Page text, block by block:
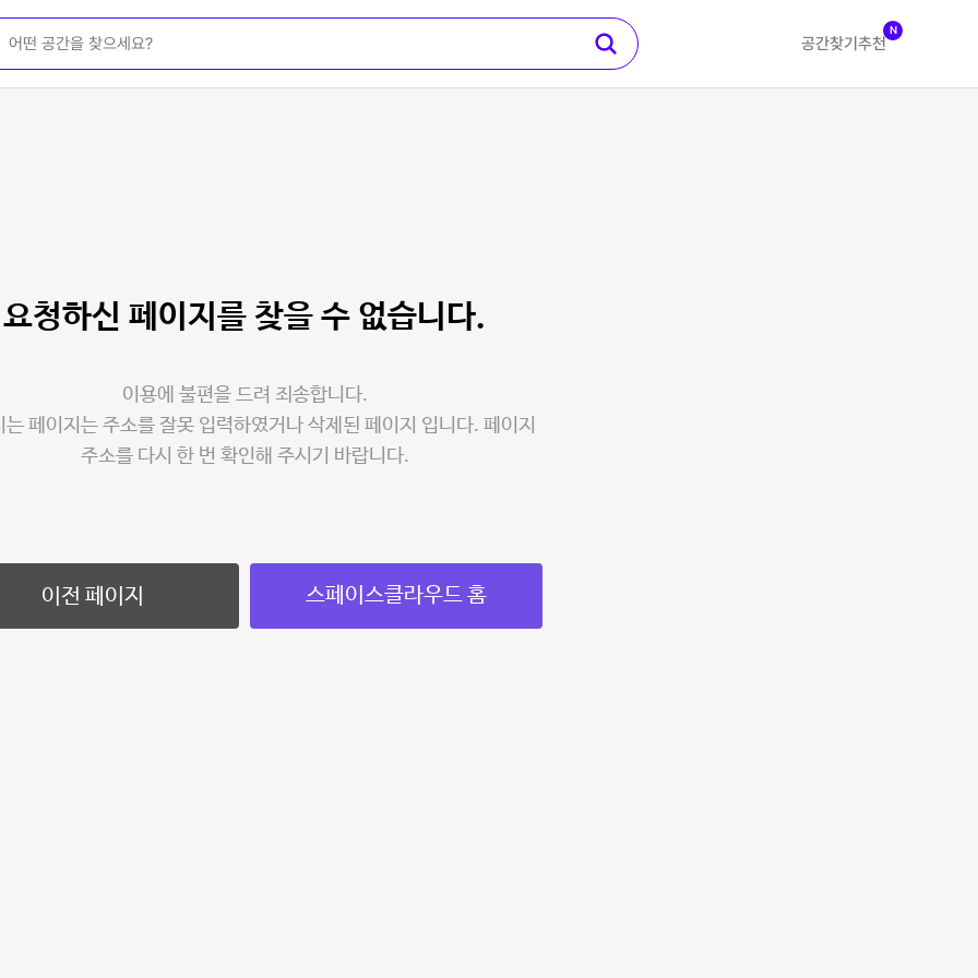
공간찾기 추천
N
요청하신 페이지를 찾을 수 없습니다.
이용에 불편을 드려 죄송합니다.
는 페이지는 주소를 잘못 입력하였거나 삭제된 페이지 입니다. 페이지
주소를 다시 한 번 확인해 주시기 바랍니다.
이전 페이지 스페이스클라우드 홈